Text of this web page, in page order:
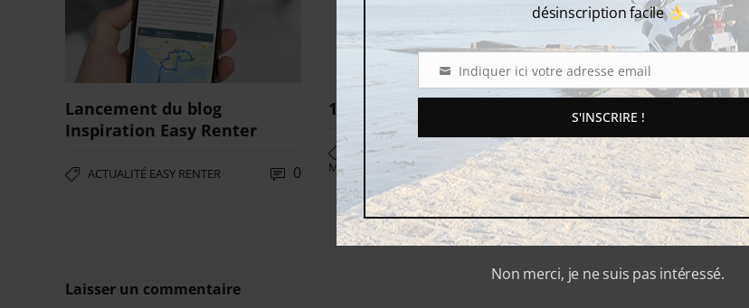
Lancement du blog
Inspiration Easy Renter
ACTUALITÉ EASY RENTER 0
11 nouveaux loueurs moto
ACTUALITÉ EASY RENTER,INSPIRATION
MOTO
0
L’assistance
ACTUALITÉ EASY RENTER
MOTO
Laisser un commentaire
désinscription facile
Email Indiquer ici votre adresse email
S'INSCRIRE !
Non merci, je ne suis pas intéressé.